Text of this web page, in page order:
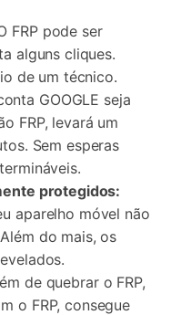
FRP pode ser
alguns cliques.
de um técnico.
GOOGLE seja
FRP, levará um
Sem esperas
protegidos:
aparelho móvel não
do mais, os
de quebrar o FRP,
o FRP, consegue